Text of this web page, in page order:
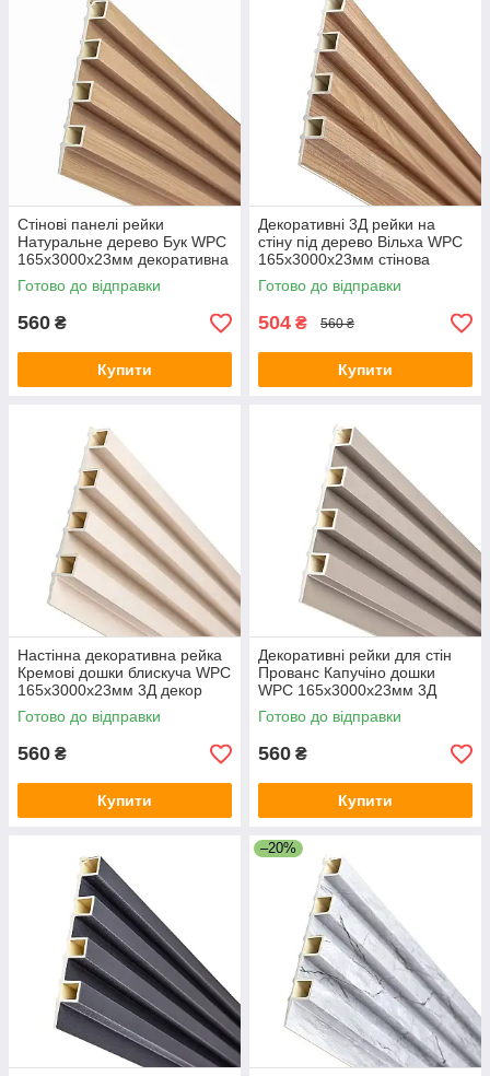
Стінові панелі рейки
Натуральне дерево Бук WPC
165х3000х23мм декоративна
3Д рейка для стін композит
Готово до відправки
560 ₴
Купити
Декоративні 3Д рейки на
стіну під дерево Вільха WPC
165х3000х23мм стінова
рейка декор композит
Готово до відправки
504 ₴ 560 ₴
Купити
Настінна декоративна рейка
Кремові дошки блискуча WPC
165х3000х23мм 3Д декор
для стін композит під дерево
Готово до відправки
560 ₴
Купити
Декоративні рейки для стін
Прованс Капучіно дошки
WPC 165х3000х23мм 3Д
панелі стінові вертикальні
композит
Готово до відправки
560 ₴
Купити
–20%